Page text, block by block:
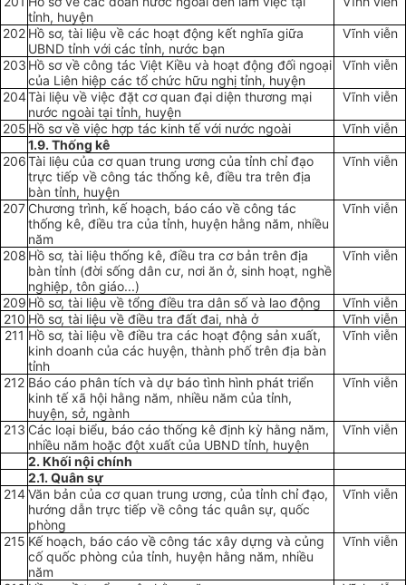
tỉnh, huyện
202 Hồ sơ, tài liệu về các hoạt động kết nghĩa giữa
UBND tỉnh với các tỉnh, nước bạn
Vĩnh viễn
203 Hồ sơ về công tác Việt Kiều và hoạt động đối ngoại
của Liên hiệp các tổ chức hữu nghị tỉnh, huyện
Vĩnh viễn
204Tài liệu về việc đặt cơ quan đại diện thương mại
nước ngoài tại tỉnh, huyện
Vĩnh viễn
205 Hồ sơ về việc hợp tác kinh tế với nước ngoài
Vĩnh viễn
1.9. Thống kê
206Tài liệu của cơ quan trung ương của tỉnh chỉ đạo
trực tiếp về công tác thống kê, điều tra trên địa
bàn tỉnh, huyện
Vĩnh viễn
207 Chương trình, kế hoạch, báo cáo về công tác
thống kê, điều tra của tỉnh, huyện hằng năm, nhiều
năm
Vĩnh viễn
208 Hồ sơ, tài liệu thống kê, điều tra cơ bản trên địa
bàn tỉnh (đời sống dân cư, nơi ăn ở, sinh hoạt, nghề
nghiệp, tôn giáo...)
Vĩnh viễn
209 Hồ sơ, tài liệu về tổng điều tra dân số và lao động
Vĩnh viễn
210 Hồ sơ, tài liệu về điều tra đất đai, nhà ở
Vĩnh viễn
211 Hồ sơ, tài liệu về điều tra các hoạt động sản xuất,
kinh doanh của các huyện, thành phố trên địa bàn
tỉnh
Vĩnh viễn
212 Báo cáo phân tích và dự báo tình hình phát triển
kinh tế xã hội hằng năm, nhiều năm của tỉnh,
huyện, sở, ngành
Vĩnh viễn
213 Các loại biểu, báo cáo thống kê định kỳ hằng năm,
nhiều năm hoặc đột xuất của UBND tỉnh, huyện
Vĩnh viễn
2. Khối nội chính
2.1. Quân sự
214 Văn bản của cơ quan trung ương, của tỉnh chỉ đạo,
hướng dẫn trực tiếp về công tác quân sự, quốc
phòng
Vĩnh viễn
215 Kế hoạch, báo cáo về công tác xây dựng và củng
cố quốc phòng của tỉnh, huyện hằng năm, nhiều
năm
Vĩnh viễn